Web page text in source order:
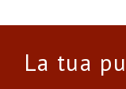
La tua